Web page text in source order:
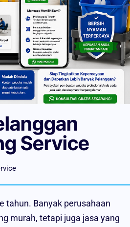
Service
tahun. Banyak perusahaan
murah, tetapi juga jasa yang